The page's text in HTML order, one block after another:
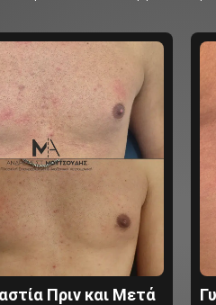
Πριν και Μετά